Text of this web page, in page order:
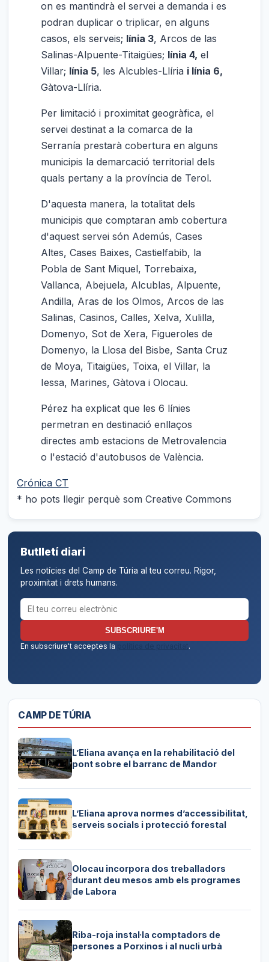
on es mantindrà el servei a demanda i es
podran duplicar o triplicar, en alguns
casos, els serveis; línia 3, Arcos de las
Salinas-Alpuente-Titaigües; línia 4, el
Villar; línia 5, les Alcubles-Llíria i línia 6,
Gàtova-Llíria.
Per limitació i proximitat geogràfica, el
servei destinat a la comarca de la
Serranía prestarà cobertura en alguns
municipis la demarcació territorial dels
quals pertany a la província de Terol.
D'aquesta manera, la totalitat dels
municipis que comptaran amb cobertura
d'aquest servei són Ademús, Cases
Altes, Cases Baixes, Castielfabib, la
Pobla de Sant Miquel, Torrebaixa,
Vallanca, Abejuela, Alcublas, Alpuente,
Andilla, Aras de los Olmos, Arcos de las
Salinas, Casinos, Calles, Xelva, Xulilla,
Domenyo, Sot de Xera, Figueroles de
Domenyo, la Llosa del Bisbe, Santa Cruz
de Moya, Titaigües, Toixa, el Villar, la
Iessa, Marines, Gàtova i Olocau.
Pérez ha explicat que les 6 línies
permetran en destinació enllaços
directes amb estacions de Metrovalencia
o l'estació d'autobusos de València.
Crónica CT
* ho pots llegir perquè som Creative Commons
Butlletí diari
Les notícies del Camp de Túria al teu correu. Rigor,
proximitat i drets humans.
Correu electrònic per al butlletí
SUBSCRIURE'M
En subscriure't acceptes la
política de privacitat.
CAMP DE TÚRIA
L’Eliana avança en la rehabilitació del
pont sobre el barranc de Mandor
L’Eliana aprova normes d’accessibilitat,
serveis socials i protecció forestal
Olocau incorpora dos treballadors
durant deu mesos amb els programes
de Labora
Riba-roja instal·la comptadors de
persones a Porxinos i al nucli urbà